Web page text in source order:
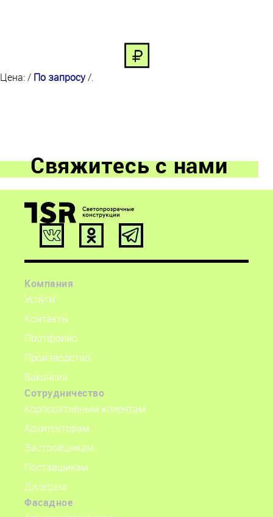
Цена: / По запросу/.
Свяжитесь с нами
ООО «ТСР Остекление»
info@tsr.glass
153027, Иваново,
ул. Павла Большевикова д. 27, литер А62
56.970098, 41.052182
Компания
Услуги
Контакты
Портфолио
Производство
Вакансии
Сотрудничество
Корпоративным клиентам
Архитекторам
Застройщикам
Поставщикам
Дилерам
Фасадное